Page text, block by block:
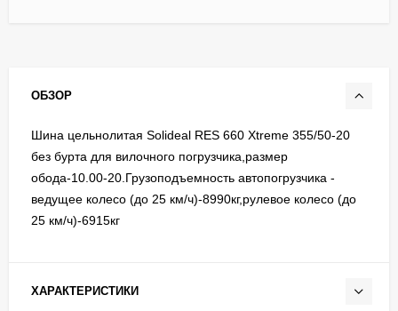
ОБЗОР
Шина цельнолитая Solideal RES 660 Xtreme 355/50-20
без бурта для вилочного погрузчика,размер
обода-10.00-20.Грузоподъемность автопогрузчика -
ведущее колесо (до 25 км/ч)-8990кг,рулевое колесо (до
25 км/ч)-6915кг
ХАРАКТЕРИСТИКИ